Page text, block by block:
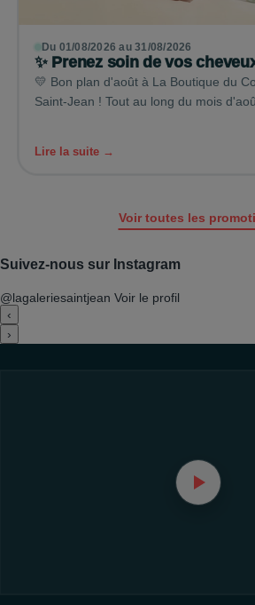
Du 01/08/2026 au 31/08/2026
✨ Prenez soin de vos
💛 Bon plan d'août à La Boutique du
Saint-Jean ! Tout au long du mois
Lire la suite →
Voir toutes les
Suivez-nous sur Instagram
@lagaleriesaintjean Voir le profil
‹
›